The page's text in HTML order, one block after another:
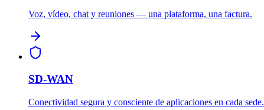
Voz, vídeo, chat y reuniones — una plataforma, una factura.
SD-WAN
Conectividad segura y consciente de aplicaciones en cada sede.